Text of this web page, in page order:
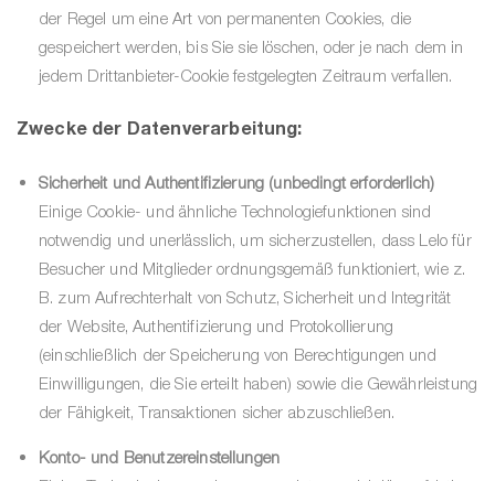
der Regel um eine Art von permanenten Cookies, die
gespeichert werden, bis Sie sie löschen, oder je nach dem in
jedem Drittanbieter-Cookie festgelegten Zeitraum verfallen.
Zwecke der Datenverarbeitung:
Sicherheit und Authentifizierung (unbedingt erforderlich)
Einige Cookie- und ähnliche Technologiefunktionen sind
notwendig und unerlässlich, um sicherzustellen, dass Lelo für
Besucher und Mitglieder ordnungsgemäß funktioniert, wie z.
B. zum Aufrechterhalt von Schutz, Sicherheit und Integrität
der Website, Authentifizierung und Protokollierung
(einschließlich der Speicherung von Berechtigungen und
Einwilligungen, die Sie erteilt haben) sowie die Gewährleistung
der Fähigkeit, Transaktionen sicher abzuschließen.
Konto- und Benutzereinstellungen